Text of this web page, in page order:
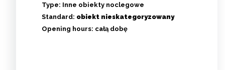
Type: Inne obiekty noclegowe
Standard: obiekt nieskategoryzowany
Opening hours: całą dobę